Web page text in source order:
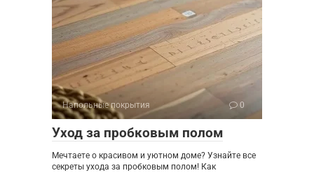
Напольные покрытия 0
Уход за пробковым полом
Мечтаете о красивом и уютном доме? Узнайте все
секреты ухода за пробковым полом! Как